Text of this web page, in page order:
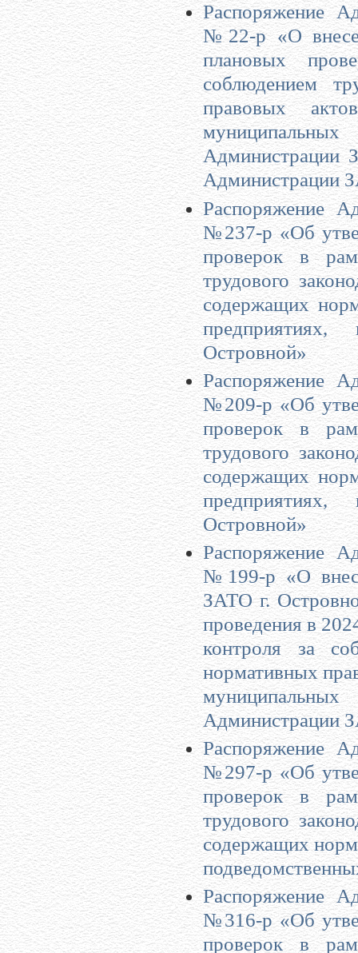
Распоряжение
№22-р «О
плановых
соблюдением
правовых
Администрации
Администрации
Распоряжение
№237-р «Об
проверок в
трудового
содержащих
Островной»
Распоряжение
№209-р «Об
проверок в
трудового
содержащих
Островной»
Распоряжение
№199-р «О
ЗАТО г.
проведения в
контроля за
нормативных
Администрации
Распоряжение
№297-р «Об
проверок в
трудового
содержащих
Распоряжение
№316-р «Об
проверок в